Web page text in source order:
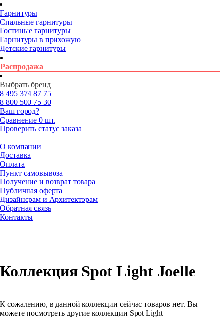
Гарнитуры
Спальные гарнитуры
Гостиные гарнитуры
Гарнитуры в прихожую
Детские гарнитуры
Распродажа
Выбрать бренд
8 495 374 87 75
8 800 500 75 30
Ваш город?
Сравнение 0 шт.
Проверить статус заказа
О компании
Доставка
Оплата
Пункт самовывоза
Получение и возврат товара
Публичная оферта
Дизайнерам и Архитекторам
Обратная связь
Контакты
Коллекция Spot Light Joelle
К сожалению, в данной коллекции сейчас товаров нет. Вы
можете посмотреть другие коллекции Spot Light